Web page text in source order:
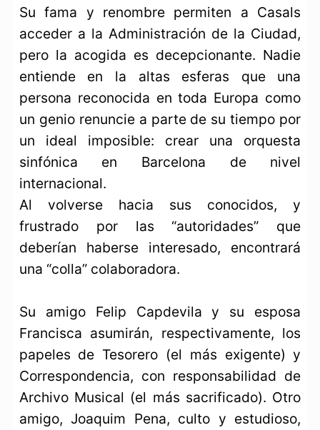
Su fama y renombre permiten a Casals
acceder a la Administración de la Ciudad,
pero la acogida es decepcionante. Nadie
entiende en la altas esferas que una
persona reconocida en toda Europa como
un genio renuncie a parte de su tiempo por
un ideal imposible: crear una orquesta
sinfónica en Barcelona de nivel
internacional.
Al volverse hacia sus conocidos, y
frustrado por las “autoridades” que
deberían haberse interesado, encontrará
una “colla” colaboradora.
Su amigo Felip Capdevila y su esposa
Francisca asumirán, respectivamente, los
papeles de Tesorero (el más exigente) y
Correspondencia, con responsabilidad de
Archivo Musical (el más sacrificado). Otro
amigo, Joaquim Pena, culto y estudioso,